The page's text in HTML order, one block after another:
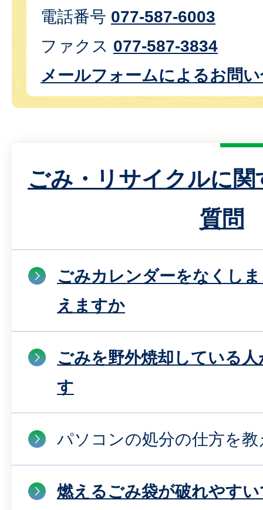
電話番号 077-587-6003
ファクス 077-587-3834
メールフォームによるお問
ごみ・リサイクルに
質問
ごみカレンダーをなくし
えますか
ごみを野外焼却している
す
パソコンの処分の仕方を
燃えるごみ袋が破れやす